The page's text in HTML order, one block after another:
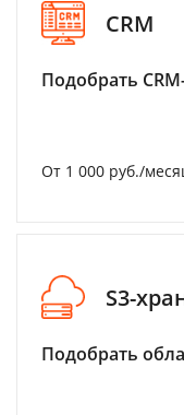
CRM
Подобрать
От 1 000 руб./
S3-
Подобрать